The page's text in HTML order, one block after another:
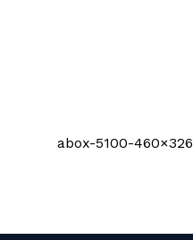
abox-5100-460×326